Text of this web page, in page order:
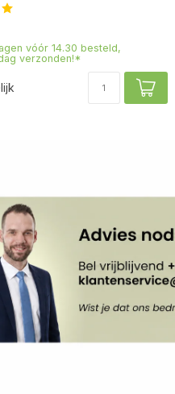
vóór 14.30 besteld,
verzonden!*